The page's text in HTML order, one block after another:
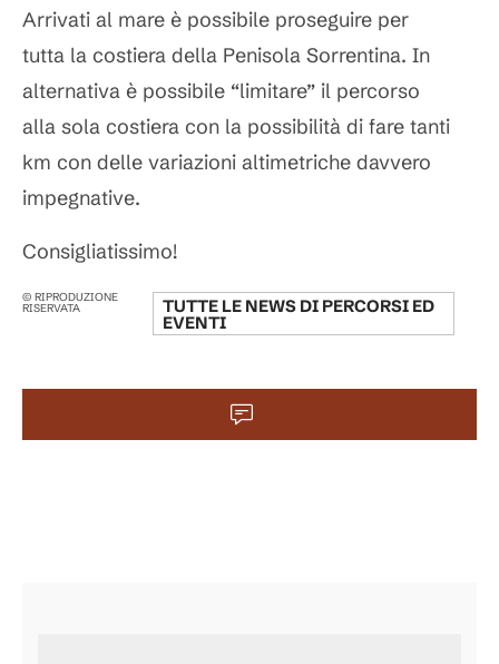
Arrivati al mare è possibile proseguire per
tutta la costiera della Penisola Sorrentina. In
alternativa è possibile “limitare” il percorso
alla sola costiera con la possibilità di fare tanti
km con delle variazioni altimetriche davvero
impegnative.
Consigliatissimo!
© RIPRODUZIONE
RISERVATA TUTTE LE NEWS DI PERCORSI ED
EVENTI